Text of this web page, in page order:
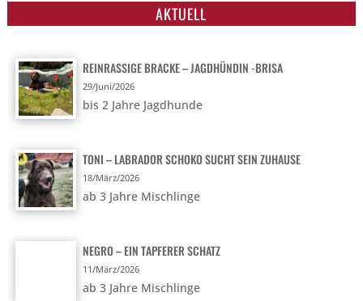
AKTUELL
REINRASSIGE BRACKE – JAGDHÜNDIN -BRISA
29/Juni/2026
bis 2 Jahre Jagdhunde
TONI – LABRADOR SCHOKO SUCHT SEIN ZUHAUSE
18/März/2026
ab 3 Jahre Mischlinge
NEGRO – EIN TAPFERER SCHATZ
11/März/2026
ab 3 Jahre Mischlinge